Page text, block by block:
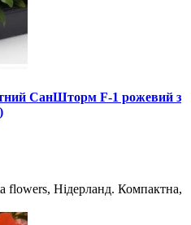
СанШторм F-1 рожевий з
flowers, Нідерланд. Компактна,